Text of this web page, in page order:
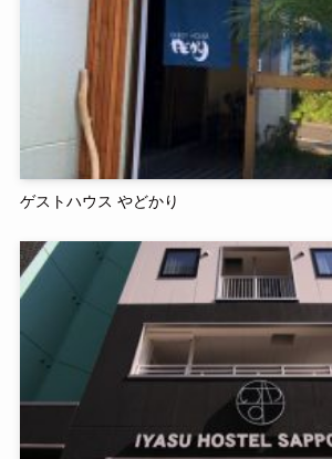
ゲストハウス やどかり